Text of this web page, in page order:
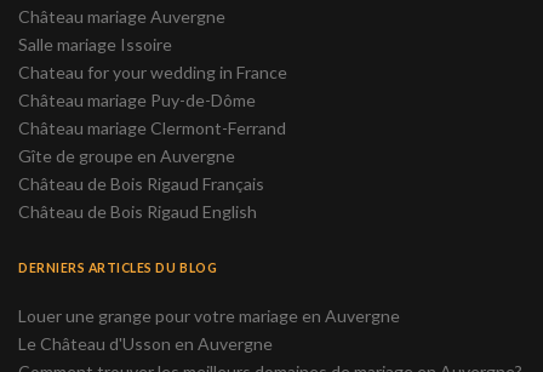
Château mariage Auvergne
Salle mariage Issoire
Chateau for your wedding in France
Château mariage Puy-de-Dôme
Château mariage Clermont-Ferrand
Gîte de groupe en Auvergne
Château de Bois Rigaud Français
Château de Bois Rigaud English
DERNIERS ARTICLES DU BLOG
Louer une grange pour votre mariage en Auvergne
Le Château d'Usson en Auvergne